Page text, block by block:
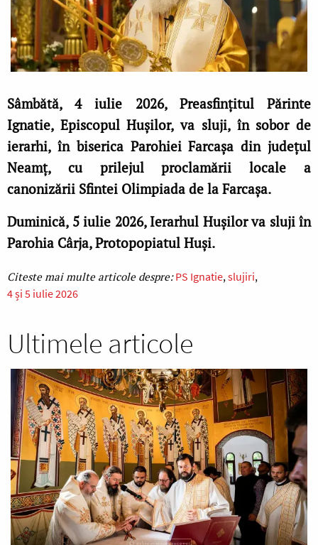
Sâmbătă, 4 iulie 2026, Preasfințitul Părinte
Ignatie, Episcopul Hușilor, va sluji, în sobor de
ierarhi, în biserica Parohiei Farcaşa din judeţul
Neamţ, cu prilejul proclamării locale a
canonizării Sfintei Olimpiada de la Farcașa.
Duminică, 5 iulie 2026, Ierarhul Hușilor va sluji în
Parohia Cârja, Protopopiatul Huși.
PS Ignatie slujiri
4 și 5 iulie 2026
Ultimele articole